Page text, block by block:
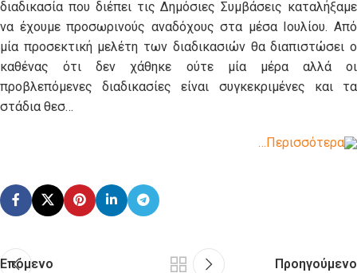
διαδικασία που διέπει τις Δημόσιες Συμβάσεις καταλήξαμε
να έχουμε προσωρινούς αναδόχους στα μέσα Ιουλίου. Από
μία προσεκτική μελέτη των διαδικασιών θα διαπιστώσει ο
καθένας ότι δεν χάθηκε ούτε μία μέρα αλλά οι
προβλεπόμενες διαδικασίες είναι συγκεκριμένες και τα
στάδια θεσ…
…Περισσότερα
Επόμενο Προηγούμενο